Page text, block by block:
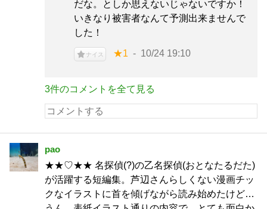
だな。としか思えないじゃないですか！
いきなり被害者なんて予測出来ませんで
した！
ナイス ★1 10/24 19:10
3件のコメントを全て見る
pao
★★♡★★ 名探偵(?)の乙名探偵(おとなたるだた)
が活躍する短編集。芦辺さんらしくない漫画チッ
クなイラストに首を傾げながら読み始めたけど…